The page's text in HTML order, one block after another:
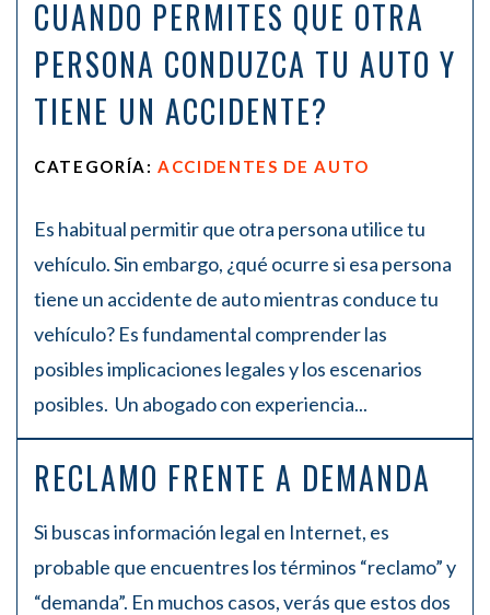
CUANDO PERMITES QUE OTRA
PERSONA CONDUZCA TU AUTO Y
TIENE UN ACCIDENTE?
CATEGORÍA:ACCIDENTES DE AUTO
Es habitual permitir que otra persona utilice tu
vehículo. Sin embargo, ¿qué ocurre si esa persona
tiene un accidente de auto mientras conduce tu
vehículo? Es fundamental comprender las
posibles implicaciones legales y los escenarios
posibles. Un abogado con experiencia...
RECLAMO FRENTE A DEMANDA
Si buscas información legal en Internet, es
probable que encuentres los términos “reclamo” y
“demanda”. En muchos casos, verás que estos dos